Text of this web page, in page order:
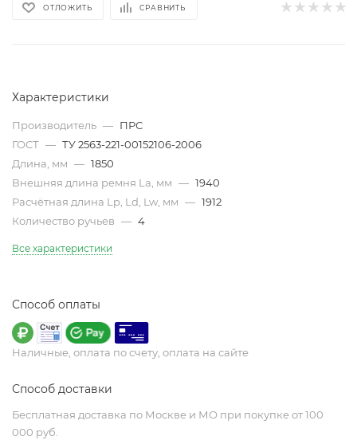
ОТЛОЖИТЬ СРАВНИТЬ
Характеристики
Производитель — ПРС
ГОСТ — ТУ 2563-221-00152106-2006
Длина, мм — 1850
Внешняя длина ремня La, мм — 1940
Расчётная длина Lp, Ld, Lw, мм — 1912
Количество ручьев — 4
Все характеристики
Способ оплаты
Наличные, оплата по счету, оплата на сайте
Способ доставки
Бесплатная доставка по Москве и МО при покупке от 100
000 руб.